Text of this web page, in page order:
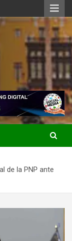
municipal y de
las noticias
de la PNP ante